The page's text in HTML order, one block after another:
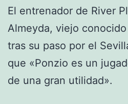
El entrenador de River
Almeyda, viejo
tras su paso por el
que «Ponzio es un
de una gran utilidad».